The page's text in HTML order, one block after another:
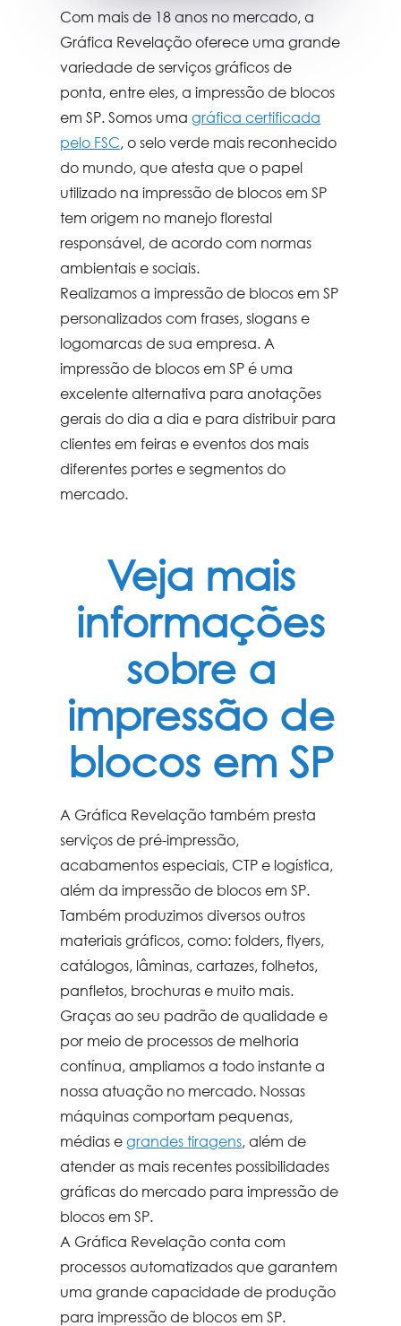
Com mais de 18 anos no mercado, a
Gráfica Revelação oferece uma grande
variedade de serviços gráficos de
ponta, entre eles, aimpressão de blocos
em SP. Somos umagráfica certificada
pelo FSC, o selo verde mais reconhecido
do mundo, que atesta que o papel
utilizado naimpressão de blocos em SP
tem origem no manejo florestal
responsável, de acordo com normas
ambientais e sociais.
Realizamos aimpressão de blocos em SP
personalizados com frases, slogans e
logomarcas de sua empresa. A
impressão de blocos em SP é uma
excelente alternativa para anotações
gerais do dia a dia e para distribuir para
clientes em feiras e eventos dos mais
diferentes portes e segmentos do
mercado.
Veja mais
informações
sobre a
impressão de
blocos em SP
A Gráfica Revelação também presta
serviços de pré-impressão,
acabamentos especiais, CTP e logística,
além daimpressão de blocos em SP.
Também produzimos diversos outros
materiais gráficos, como: folders, flyers,
catálogos, lâminas, cartazes, folhetos,
panfletos, brochuras e muito mais.
Graças ao seu padrão de qualidade e
por meio de processos de melhoria
contínua, ampliamos a todo instante a
nossa atuação no mercado. Nossas
máquinas comportam pequenas,
médias egrandes tiragens, além de
atender as mais recentes possibilidades
gráficas do mercado paraimpressão de
blocos em SP.
A Gráfica Revelação conta com
processos automatizados que garantem
uma grande capacidade de produção
paraimpressão de blocos em SP.